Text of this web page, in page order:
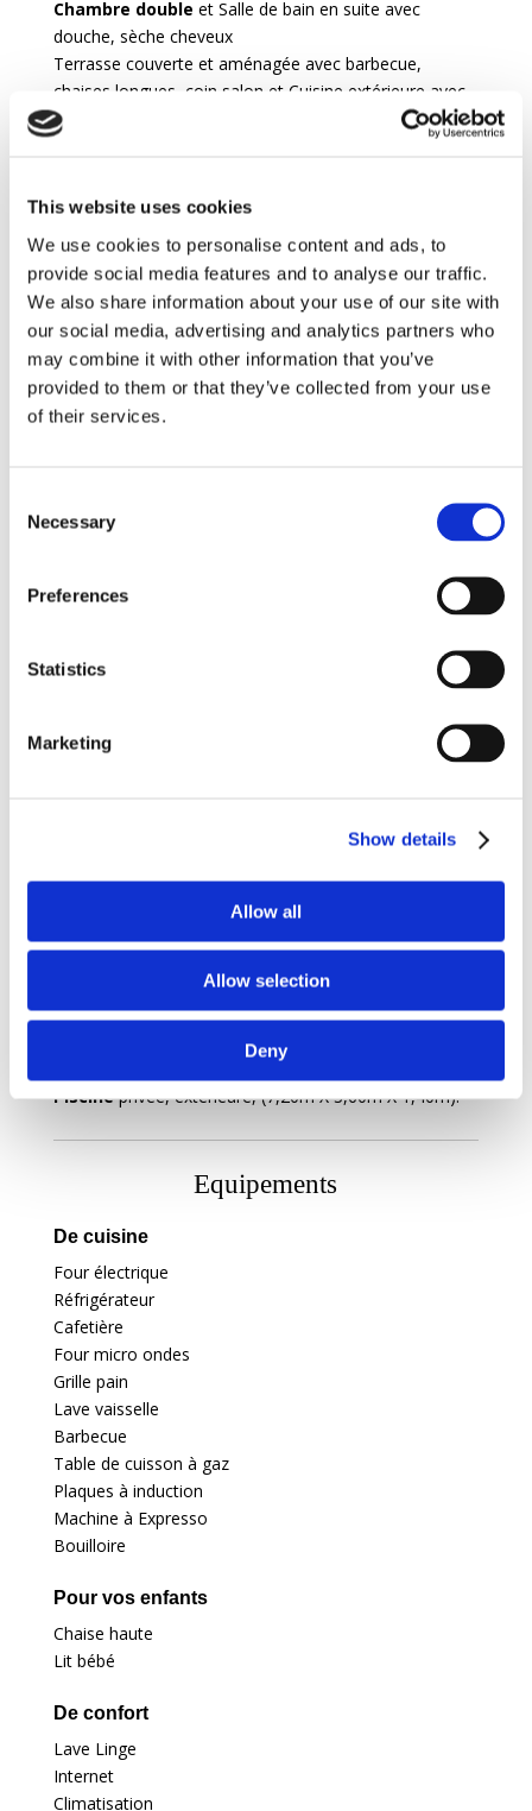
This website uses cookies
We use cookies to personalise content and ads, to
provide social media features and to analyse our traffic.
We also share information about your use of our site with
our social media, advertising and analytics partners who
may combine it with other information that you’ve
provided to them or that they’ve collected from your use
of their services.
Selection
Necessary
Preferences
Statistics
Marketing
Show details
Allow all
Allow selection
Deny
Chambre double et Salle de bain en suite avec
douche, sèche cheveux
Terrasse couverte et aménagée avec barbecue,
chaises longues, coin salon et Cuisine extérieure avec
table de cuisson à gaz
Buanderie avec lave linge, fer et planche à repasser
Rez de Chaussée : accès uniquement de
Chambre doubleavec mini bar et Salle de bain en
suite avec douche, sèche cheveux
ANNEXE :
Rez de Chaussée :
Chambre double
1 Terrasse
1 Buanderie
Piscineprivée, extérieure, (7,20m X 3,60m X 1,40m).
Equipements
De cuisine
Four électrique
Réfrigérateur
Cafetière
Four micro ondes
Grille pain
Lave vaisselle
Barbecue
Table de cuisson à gaz
Plaques à induction
Machine à Expresso
Bouilloire
Pour vos enfants
Chaise haute
Lit bébé
De confort
Lave Linge
Internet
Climatisation